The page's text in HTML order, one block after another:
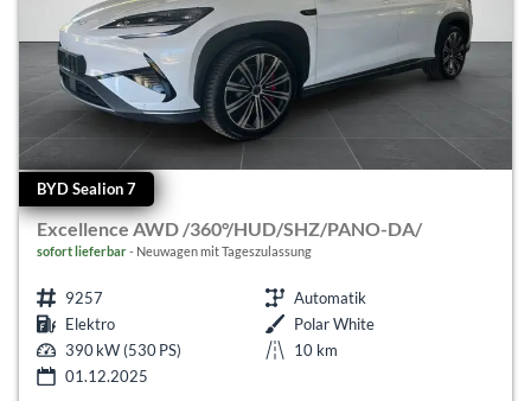
BYD Sealion 7
Excellence AWD /360°/HUD/SHZ/PANO-DA/
sofort lieferbar Neuwagen mit Tageszulassung
9257
Automatik
Elektro
Polar White
390 kW (530 PS)
10 km
01.12.2025